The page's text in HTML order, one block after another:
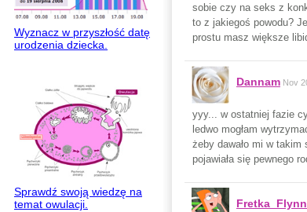
Wyznacz w przyszłość datę
urodzenia dziecka.
Sprawdź swoją wiedzę na
temat owulacji.
sobie czy na seks z
to z jakiegoś powodu?
prostu masz większe
Dannam Nov
yyy... w ostatniej fazie
ledwo mogłam
żeby dawało mi w
pojawiała się pewnego
Fretka_Flynn